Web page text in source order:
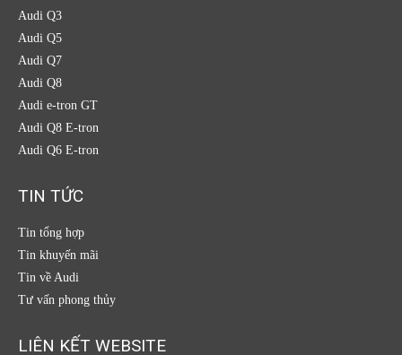
Audi Q3
Audi Q5
Audi Q7
Audi Q8
Audi e-tron GT
Audi Q8 E-tron
Audi Q6 E-tron
TIN TỨC
Tin tổng hợp
Tin khuyến mãi
Tin về Audi
Tư vấn phong thủy
LIÊN KẾT WEBSITE